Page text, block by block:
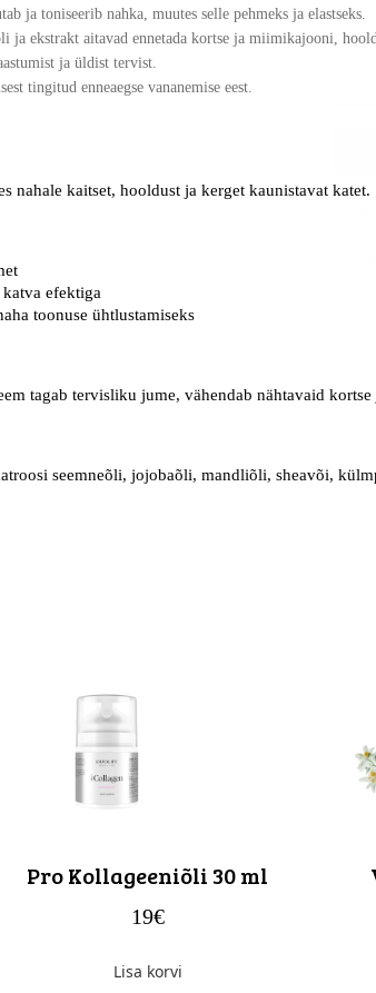
ja toniseerib nahka, muutes selle pehmeks ja elastseks.
ja ekstrakt aitavad ennetada kortse ja miimikajooni,
ja üldist tervist.
tingitud enneaegse vananemise eest.
nahale kaitset, hooldust ja kerget kaunistavat katet.
katva efektiga
toonuse ühtlustamiseks
tagab tervisliku jume, vähendab nähtavaid
seemneõli, jojobaõli, mandliõli, sheavõi,
Pro Kollageeniõli 30 ml
€
19
Lisa korvi